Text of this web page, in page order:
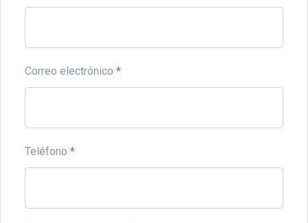
Correo electrónico *
Teléfono *